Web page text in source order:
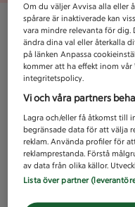
Om du väljer Avvisa alla eller
spårare är inaktiverade kan
vara mindre relevanta för
ändra dina val eller återkalla
på länken Anpassa
kommer att ha effekt inom
integritetspolicy.
Vi och våra partners
Lagra och/eller få åtkomst till
begränsade data för att välja
reklam. Använda profiler för
reklamprestanda. Förstå
av data från olika källor.
Lista över partner